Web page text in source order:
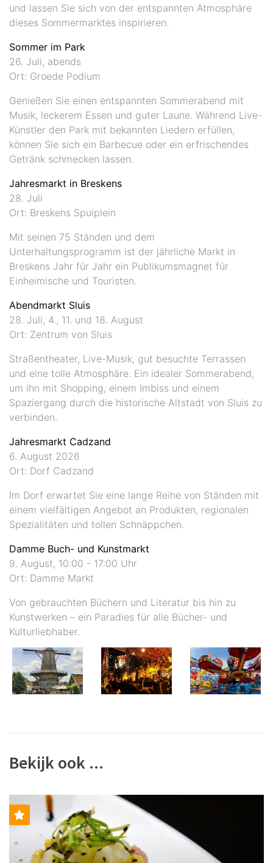
und lassen Sie sich von der entspannten Atmosphäre
dieses Sommermarktes inspirieren.
Sommer im Park
26. Juli, abends
Ort: Groede Podium
Genießen Sie einen entspannten Sommerabend mit
Musik, leckerem Essen und guter Laune. Während Live-
Künstler den Park mit bekannten Liedern erfüllen,
können Sie sich ein Barbecue oder ein erfrischendes
Getränk schmecken lassen.
Jahresmarkt in Breskens
28. Juli
Ort: Breskens Spuiplein
Mit seinen 75 Ständen und dem
Unterhaltungsprogramm ist der jährliche Markt in
Breskens Jahr für Jahr ein Publikumsmagnet für
Einheimische und Touristen.
Abendmarkt Sluis
28. Juli, 4., 11. und 18. August
Ort: Zentrum von Sluis
Straßentheater, Live-Musik, gut besuchte Terrassen
und eine tolle Atmosphäre. Ein idealer Sommerabend,
um ihn mit Shopping, einem Imbiss und einem
Spaziergang durch die historische Altstadt von Sluis zu
verbinden.
Jahresmarkt Cadzand
6. August 2026
Ort: Dorf Cadzand
Im Dorf erwartet Sie eine lange Reihe von Ständen mit
einem vielfältigen Angebot an Produkten, regionalen
Spezialitäten und tollen Schnäppchen.
Damme Buch- und Kunstmarkt
9. August, 10:00 - 17:00 Uhr
Ort: Damme Markt
Von gebrauchten Büchern und Literatur bis hin zu
Kunstwerken – ein Paradies für alle Bücher- und
Kulturliebhaber.
Bekijk ook ...